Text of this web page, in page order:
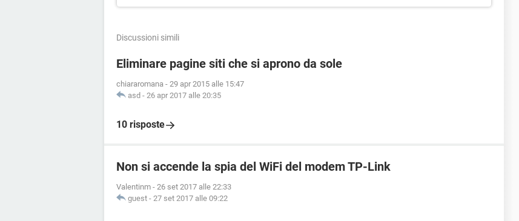
Discussioni simili
Eliminare pagine siti che si aprono da sole
chiararomana - 29 apr 2015 alle 15:47
asd - 26 apr 2017 alle 20:35
10 risposte
Non si accende la spia del WiFi del modem TP-Link
Valentinm - 26 set 2017 alle 22:33
guest - 27 set 2017 alle 09:22